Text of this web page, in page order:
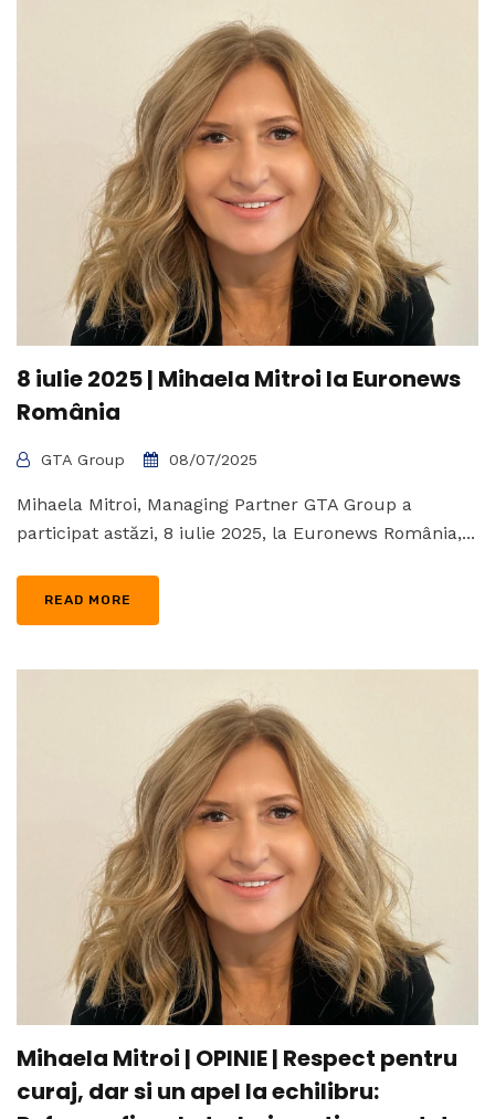
8 iulie 2025 | Mihaela Mitroi la Euronews
România
GTA Group 08/07/2025
Mihaela Mitroi, Managing Partner GTA Group a
participat astăzi, 8 iulie 2025, la Euronews România,...
READ MORE
Mihaela Mitroi | OPINIE | Respect pentru
curaj, dar si un apel la echilibru: